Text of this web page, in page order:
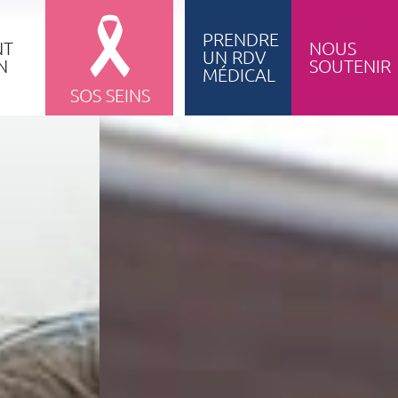
Accès au sous-menu de Enseignement & formation
SOS SEINS
PRENDRE
UN RDV
MÉDICAL
NOUS
SOUTENIR